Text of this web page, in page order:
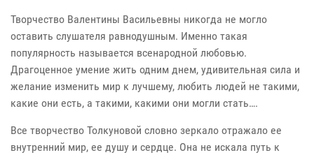
Творчество Валентины Васильевны никогда не могло
оставить слушателя равнодушным. Именно такая
популярность называется всенародной любовью.
Драгоценное умение жить одним днем, удивительная сила и
желание изменить мир к лучшему, любить людей не такими,
какие они есть, а такими, какими они могли стать….
Все творчество Толкуновой словно зеркало отражало ее
внутренний мир, ее душу и сердце. Она не искала путь к